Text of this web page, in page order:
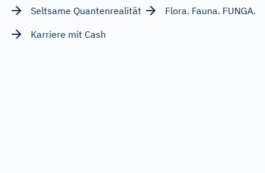
Seltsame Quantenrealität
Flora. Fauna. FUNGA.
Karriere mit Cash